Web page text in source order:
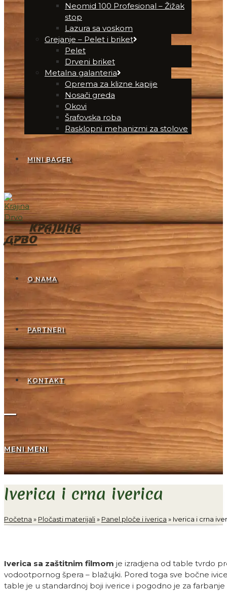
Neomid 100 Profesional – Žižak
stop
Lazura sa voskom
Grejanje – Pelet i briket
Pelet
Drveni briket
Metalna galanteria
Oprema za klizne kapije
Nosači greda
Okovi
Šrafovska roba
Rasklopni mehanizmi za stolove
MINI BAGER
KRAJINA
DRVO
O NAMA
PARTNERI
KONTAKT
MENI MENI
Iverica i crna iverica
Početna » Pločasti materijali» Panel ploče i iverica » Iverica i crna
Iverica sa zaštitnim filmom je izradjena od table tvrdo
vodootpornog špera – blažujki. Pored toga sve bočne
table je u standardnoj boji iverice i pogodno je za farbanje